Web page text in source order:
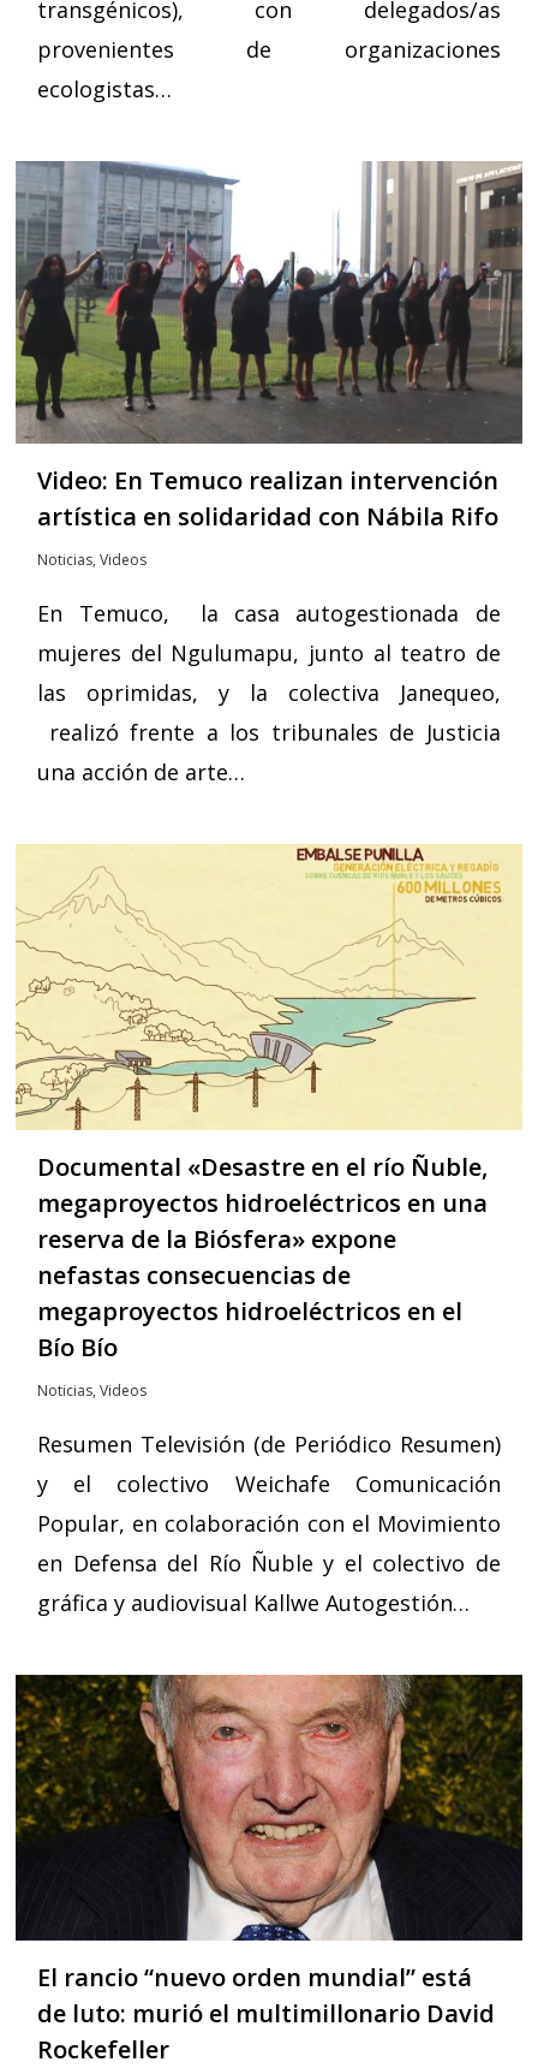
transgénicos), con delegados/as
provenientes de organizaciones
ecologistas…
Video: En Temuco realizan intervención
artística en solidaridad con Nábila Rifo
Noticias,Videos
En Temuco, la casa autogestionada de
mujeres del Ngulumapu, junto al teatro de
las oprimidas, y la colectiva Janequeo,
realizó frente a los tribunales de Justicia
una acción de arte…
Documental «Desastre en el río Ñuble,
megaproyectos hidroeléctricos en una
reserva de la Biósfera» expone
nefastas consecuencias de
megaproyectos hidroeléctricos en el
Bío Bío
Noticias,Videos
Resumen Televisión (de Periódico Resumen)
y el colectivo Weichafe Comunicación
Popular, en colaboración con el Movimiento
en Defensa del Río Ñuble y el colectivo de
gráfica y audiovisual Kallwe Autogestión…
El rancio “nuevo orden mundial” está
de luto: murió el multimillonario David
Rockefeller